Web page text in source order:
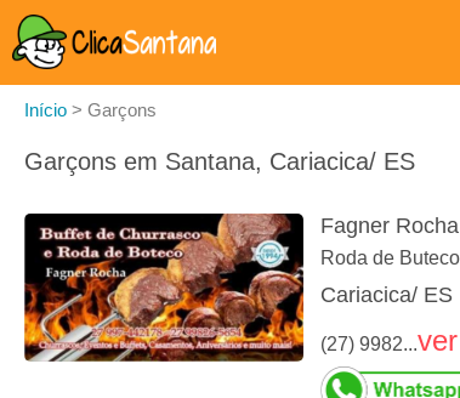
Início > Garçons
Garçons em Santana, Cariacica/ ES
Fagner
Roda de
Cariacica/ ES
(27) 9982...